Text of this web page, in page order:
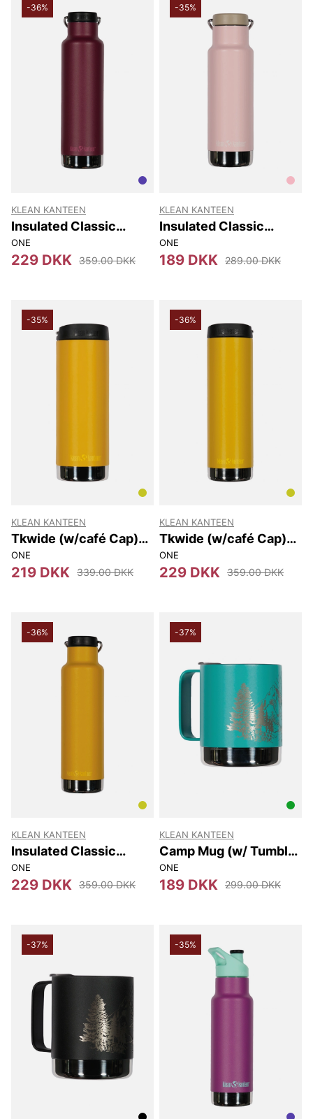
-36%
KLEAN KANTEEN
Insulated Classic
(w/loop Cap) 592 Ml
ONE
229 DKK 359.00 DKK
-35%
KLEAN KANTEEN
Insulated Classic
Narrow (w/loop Cap)
355 Ml
ONE
189 DKK 289.00 DKK
-35%
KLEAN KANTEEN
Tkwide (w/café Cap)
473 Ml
ONE
219 DKK 339.00 DKK
-36%
KLEAN KANTEEN
Tkwide (w/café Cap)
592 Ml
ONE
229 DKK 359.00 DKK
-36%
KLEAN KANTEEN
Insulated Classic
(w/loop Cap) 592 Ml
ONE
229 DKK 359.00 DKK
-37%
KLEAN KANTEEN
Camp Mug (w/ Tumbler
Lid) 355 Ml
ONE
189 DKK 299.00 DKK
-37% -35%